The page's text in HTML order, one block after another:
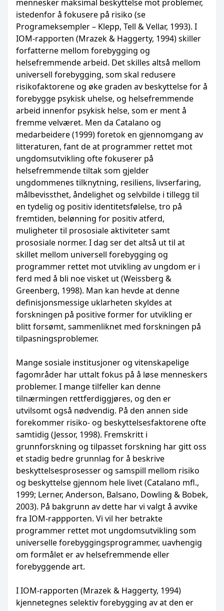
mennesker maksimal beskyttelse mot problemer,
istedenfor å fokusere på risiko (se
Programeksempler – Klepp, Tell & Vellar, 1993). I
IOM-rapporten (Mrazek & Haggerty, 1994) skiller
forfatterne mellom forebygging og
helsefremmende arbeid. Det skilles altså mellom
universell forebygging, som skal redusere
risikofaktorene og øke graden av beskyttelse for å
forebygge psykisk uhelse, og helsefremmende
arbeid innenfor psykisk helse, som er ment å
fremme velværet. Men da Catalano og
medarbeidere (1999) foretok en gjennomgang av
litteraturen, fant de at programmer rettet mot
ungdomsutvikling ofte fokuserer på
helsefremmende tiltak som gjelder
ungdommenes tilknytning, resiliens, livserfaring,
målbevissthet, åndelighet og selvbilde i tillegg til
en tydelig og positiv identitetsfølelse, tro på
fremtiden, belønning for positiv atferd,
muligheter til prososiale aktiviteter samt
prososiale normer. I dag ser det altså ut til at
skillet mellom universell forebygging og
programmer rettet mot utvikling av ungdom er i
ferd med å bli noe visket ut (Weissberg &
Greenberg, 1998). Man kan hevde at denne
definisjonsmessige uklarheten skyldes at
forskningen på positive former for utvikling er
blitt forsømt, sammenliknet med forskningen på
tilpasningsproblemer.
Mange sosiale institusjoner og vitenskapelige
fagområder har uttalt fokus på å løse menneskers
problemer. I mange tilfeller kan denne
tilnærmingen rettferdiggjøres, og den er
utvilsomt også nødvendig. På den annen side
forekommer risiko- og beskyttelsesfaktorene ofte
samtidig (Jessor, 1998). Fremskritt i
grunnforskning og tilpasset forskning har gitt oss
et stadig bedre grunnlag for å beskrive
beskyttelsesprosesser og samspill mellom risiko
og beskyttelse gjennom hele livet (Catalano mfl.,
1999; Lerner, Anderson, Balsano, Dowling & Bobek,
2003). På bakgrunn av dette har vi valgt å avvike
fra IOM-rappporten. Vi vil her betrakte
programmer rettet mot ungdomsutvikling som
universelle forebyggingsprogrammer, uavhengig
om formålet er av helsefremmende eller
forebyggende art.
I IOM-rapporten (Mrazek & Haggerty, 1994)
kjennetegnes selektiv forebygging av at den er